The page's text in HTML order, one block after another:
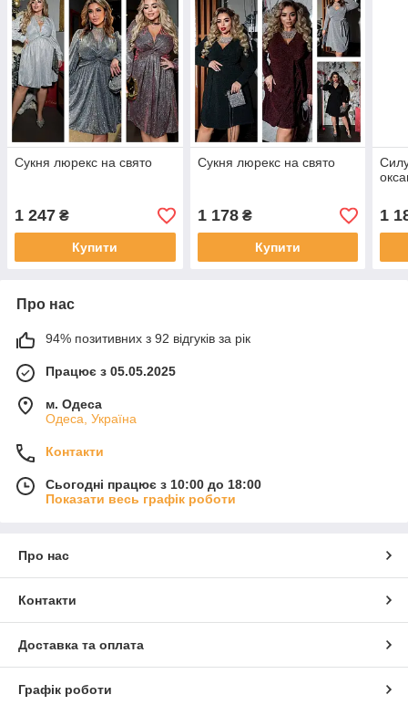
Сукня люрекс на свято
1 247 ₴
Купити
Сукня люрекс на свято
1 178₴
Купити
1
Про нас
94% позитивних з 92 відгуків за рік
Працює з 05.05.2025
м. Одеса
Одеса, Україна
Контакти
Сьогодні працює з 10:00 до 18:00
Показати весь графік роботи
Про нас
Контакти
Доставка та оплата
Графік роботи